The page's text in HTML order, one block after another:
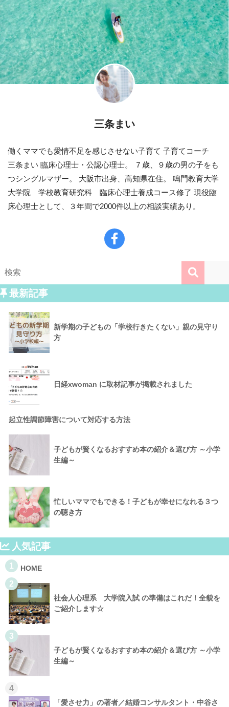
三条まい
働くママでも愛情不足を感じさせない子育て 子育てコーチ
三条まい 臨床心理士・公認心理士。 ７歳、９歳の男の子をも
つシングルマザー。 大阪市出身、高知県在住。 鳴門教育大学
大学院 学校教育研究科 臨床心理士養成コース修了 現役臨
床心理士として、３年間で2000件以上の相談実績あり。
最新記事
新学期の子どもの「学校行きたくない」親の見守り
方
日経xwoman に取材記事が掲載されました
起立性調節障害について対応する方法
子どもが賢くなるおすすめ本の紹介＆選び方 ～小学
生編～
忙しいママでもできる！子どもが幸せになれる３つ
の聴き方
人気記事
1 HOME
2
社会人心理系 大学院入試 の準備はこれだ！全貌を
ご紹介します☆
3
子どもが賢くなるおすすめ本の紹介＆選び方 ～小学
生編～
4
「愛させ力」の著者／結婚コンサルタント・中谷さ